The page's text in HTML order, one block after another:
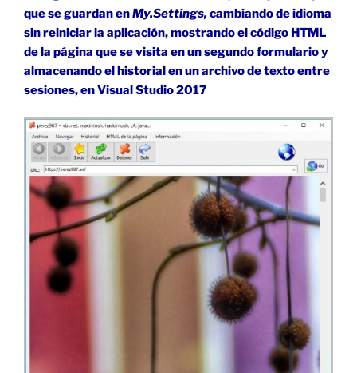
que se guardan enMy.Settings,cambiando de idioma
sin reiniciar la aplicación, mostrando el código HTML
de la página que se visita en un segundo formulario y
almacenando el historial en un archivo de texto entre
sesiones, en Visual Studio 2017